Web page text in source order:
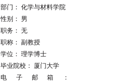
部门： 化学与材料学院
性别： 男
职务： 无
职称： 副教授
学位： 理学博士
毕业院校： 厦门大学
电子邮箱：